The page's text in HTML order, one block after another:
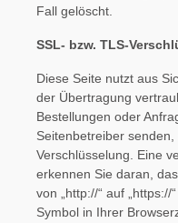
Fall gelöscht.
SSL- bzw. TLS-
Diese Seite nutzt aus
der Übertragung
Bestellungen oder
Seitenbetreiber
Verschlüsselung. Eine
erkennen Sie daran,
von „http://“ auf
Symbol in Ihrer